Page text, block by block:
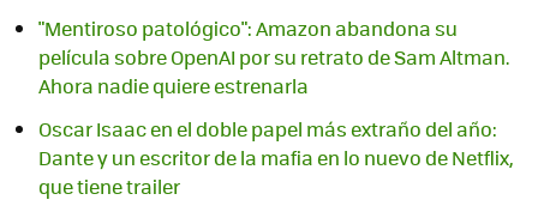
"Mentiroso patológico": Amazon abandona su
película sobre OpenAI por su retrato de Sam Altman.
Ahora nadie quiere estrenarla
Oscar Isaac en el doble papel más extraño del año:
Dante y un escritor de la mafia en lo nuevo de Netflix,
que tiene trailer